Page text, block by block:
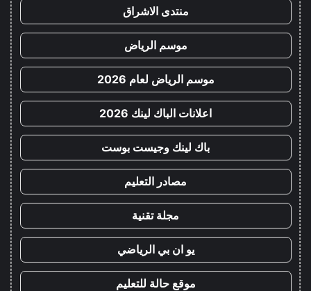
منتدى الاشراق
موسم الرياض
موسم الرياض لعام 2026
اعلانات الباك لينك 2026
باك لينك وجيست بوست
مصادر التعليم
مجلة تقنية
يو ان بي الرياضي
موقع حالة للتعليم